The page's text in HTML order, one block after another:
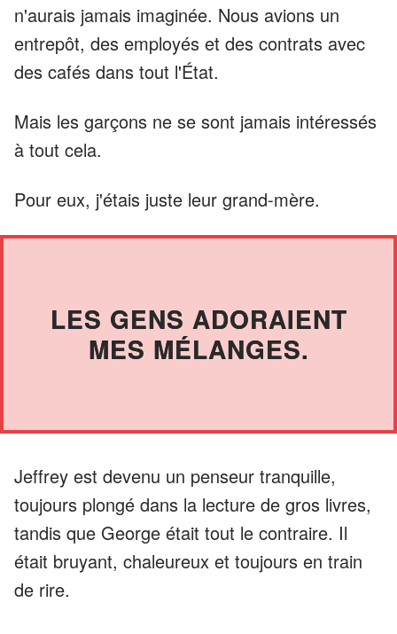
n'aurais jamais imaginée. Nous avions un
entrepôt, des employés et des contrats avec
des cafés dans tout l'État.
Mais les garçons ne se sont jamais intéressés
à tout cela.
Pour eux, j'étais juste leur grand-mère.
LES GENS ADORAIENT
MES MÉLANGES.
Jeffrey est devenu un penseur tranquille,
toujours plongé dans la lecture de gros livres,
tandis que George était tout le contraire. Il
était bruyant, chaleureux et toujours en train
de rire.